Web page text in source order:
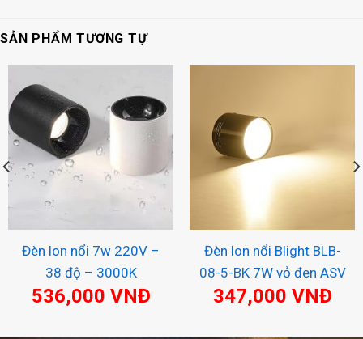
SẢN PHẨM TƯƠNG TỰ
Đèn lon nổi 7w 220V –
38 độ – 3000K
536,000 VNĐ
Đèn lon nổi Blight BLB-
08-5-BK 7W vỏ đen ASV
347,000 VNĐ